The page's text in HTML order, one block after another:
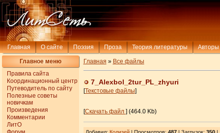
Главная О сайте Поэзия Проза Теория литературы Авторы
Главное меню
Правила сайта
Координационный центр
Путеводитель по сайту
Полезные советы
новичкам
Произведения
Комментарии
ЛитО
Главная » Все файлы
7_Alexbol_2tur_PL_zhyuri
[Текстовые файлы]
[Скачать файл ] (464.0 Kb)